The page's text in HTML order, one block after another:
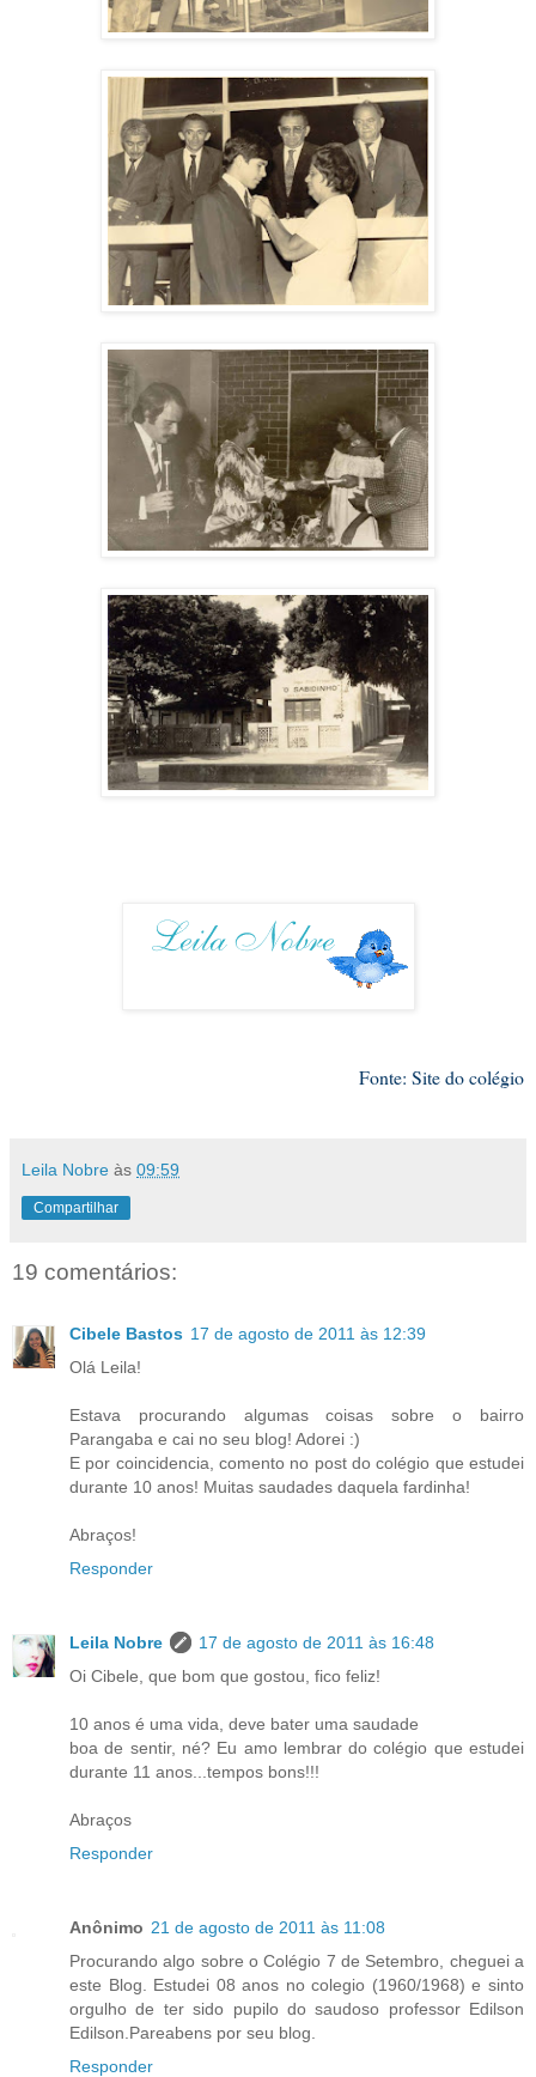
Fonte: Site do colégio
Leila Nobre às 09:59
Compartilhar
19 comentários:
Cibele Bastos 17 de agosto de 2011 às 12:39
Olá Leila!
Estava procurando algumas coisas sobre o bairro
Parangaba e cai no seu blog! Adorei :)
E por coincidencia, comento no post do colégio que estudei
durante 10 anos! Muitas saudades daquela fardinha!
Abraços!
Responder
Leila Nobre
17 de agosto de 2011 às 16:48
Oi Cibele, que bom que gostou, fico feliz!
10 anos é uma vida, deve bater uma saudade
boa de sentir, né? Eu amo lembrar do colégio que estudei
durante 11 anos...tempos bons!!!
Abraços
Responder
Anônimo 21 de agosto de 2011 às 11:08
Procurando algo sobre o Colégio 7 de Setembro, cheguei a
este Blog. Estudei 08 anos no colegio (1960/1968) e sinto
orgulho de ter sido pupilo do saudoso professor Edilson
Edilson.Pareabens por seu blog.
Responder